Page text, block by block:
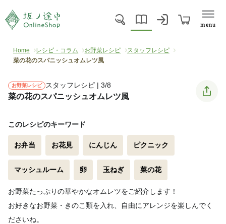
menu
Home レシピ・コラム お野菜レシピ
スタッフレシピ
菜の花のスパニッシュオムレツ風
お野菜レシピ スタッフレシピ | 3/8
菜の花のスパニッシュオムレツ風
このレシピのキーワード
お弁当 お花見 にんじん ピクニック
マッシュルーム 卵 玉ねぎ 菜の花
お野菜たっぷりの華やかなオムレツをご紹介します！
お好きなお野菜・きのこ類を入れ、自由にアレンジを楽しんでく
ださいね。